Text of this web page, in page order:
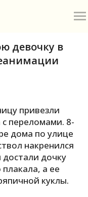
О
П
девочку в
привезли
с переломами. 8-
дома по улице
накренился
достали дочку
а ее
куклы.